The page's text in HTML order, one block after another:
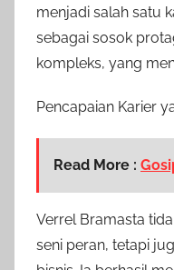
menjadi salah satu
sebagai sosok
kompleks, yang
Pencapaian Karier
Read More :
Verrel Bramasta
seni peran, tetapi